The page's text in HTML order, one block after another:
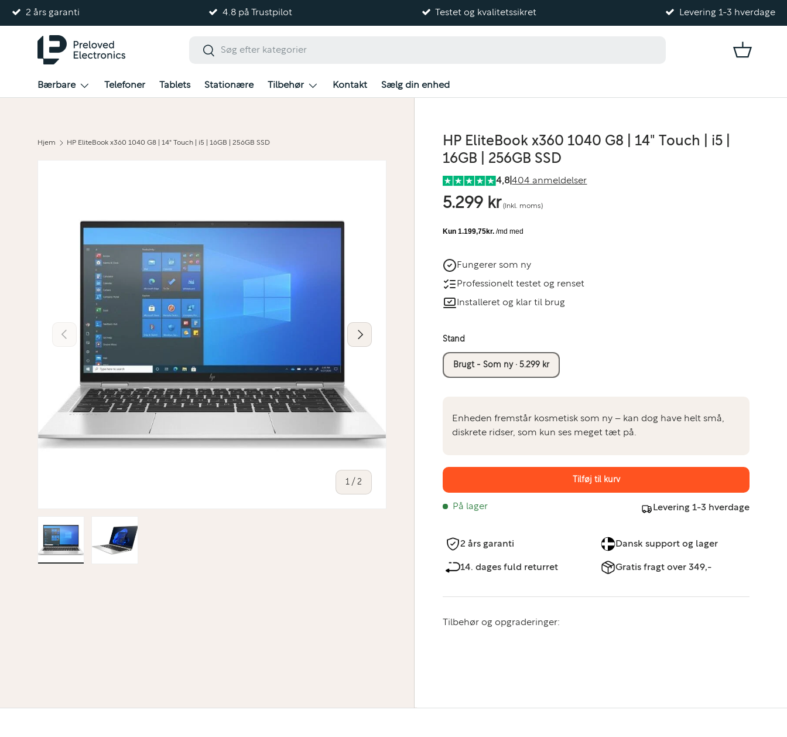
2 års garanti 4.8 på Trustpilot Testet og kvalitetssikret Levering 1-3 hverdage
Søg
Kurv
Bærbare Telefoner Tablets Stationære Tilbehør Kontakt Sælg din enhed
Hjem HP EliteBook x360 1040 G8 | 14" Touch | i5 | 16GB | 256GB SSD
Tidligere
1 /af
2
Næste
HP EliteBook x360 1040 G8 | 14" Touch | i5 |
16GB | 256GB SSD
4,8|404 anmeldelser
5.299 kr(Inkl. moms)
Fungerer som ny
Professionelt testet og renset
Installeret og klar til brug
Stand
Brugt - Som ny · 5.299 kr
Enheden fremstår kosmetisk som ny – kan dog have helt små,
diskrete ridser, som kun ses meget tæt på.
Tilføj til kurv
På lager Levering 1-3 hverdage
2 års garanti Dansk support og lager
14. dages fuld returret Gratis fragt over 349,-
Tilbehør og opgraderinger: